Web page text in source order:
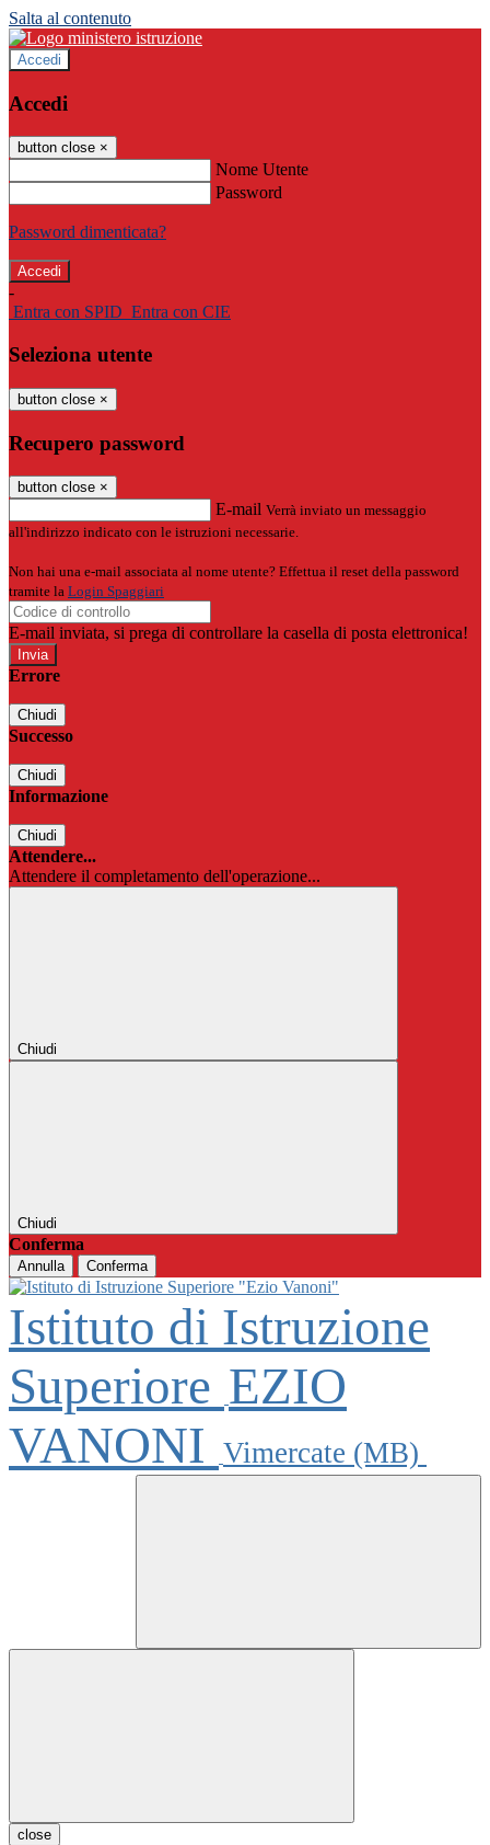
Salta al contenuto
Accedi
Accedi
button close ×
Nome Utente
Password
Password dimenticata?
-
Entra con SPID Entra con CIE
Seleziona utente
button close ×
Recupero password
button close ×
E-mail Verrà inviato un messaggio
all'indirizzo indicato con le istruzioni necessarie.
Non hai una e-mail associata al nome utente? Effettua il reset della password
tramite la Login Spaggiari
E-mail inviata, si prega di controllare la casella di posta elettronica!
Errore
Chiudi
Successo
Chiudi
Informazione
Chiudi
Attendere...
Attendere il completamento dell'operazione...
Chiudi
Chiudi
Conferma
Annulla Conferma
Istituto di Istruzione
Superiore EZIO
VANONI Vimercate (MB)
close